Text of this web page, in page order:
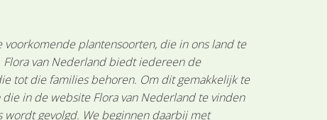
plantensoorten, die in ons land te
Flora van Nederland biedt iedereen de
tot die families behoren. Om dit gemakkelijk te
in de website Flora van Nederland te vinden
gevolgd. We beginnen daarbij met